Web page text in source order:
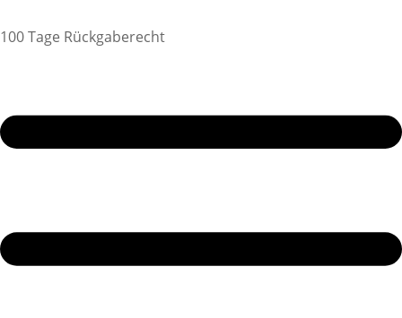
100 Tage Rückgaberecht